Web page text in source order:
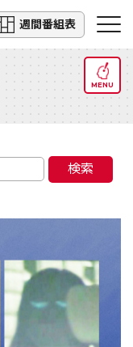
週間番組表
MENU
検索